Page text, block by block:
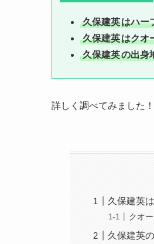
久保建英はハー
久保建英はクオ
久保建英の出身
詳しく調べてみました！
久保建英
クオ
久保建英